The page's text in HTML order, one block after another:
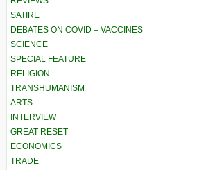
SATIRE
DEBATES ON COVID – VACCINES
SCIENCE
SPECIAL FEATURE
RELIGION
TRANSHUMANISM
ARTS
INTERVIEW
GREAT RESET
ECONOMICS
TRADE